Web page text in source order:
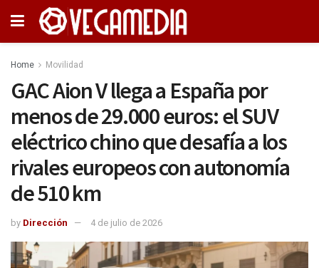
Home Movilidad
GAC Aion V llega a España por
menos de 29.000 euros: el SUV
eléctrico chino que desafía a los
rivales europeos con autonomía
de 510 km
by Dirección 4 de julio de 2026